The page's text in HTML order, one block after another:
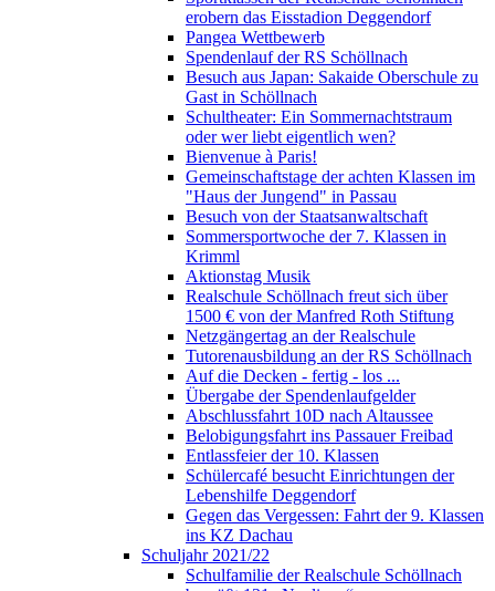
erobern das Eisstadion Deggendorf
Pangea Wettbewerb
Spendenlauf der RS Schöllnach
Besuch aus Japan: Sakaide Oberschule zu
Gast in Schöllnach
Schultheater: Ein Sommernachtstraum
oder wer liebt eigentlich wen?
Bienvenue à Paris!
Gemeinschaftstage der achten Klassen im
"Haus der Jungend" in Passau
Besuch von der Staatsanwaltschaft
Sommersportwoche der 7. Klassen in
Krimml
Aktionstag Musik
Realschule Schöllnach freut sich über
1500 € von der Manfred Roth Stiftung
Netzgängertag an der Realschule
Tutorenausbildung an der RS Schöllnach
Auf die Decken - fertig - los ...
Übergabe der Spendenlaufgelder
Abschlussfahrt 10D nach Altaussee
Belobigungsfahrt ins Passauer Freibad
Entlassfeier der 10. Klassen
Schülercafé besucht Einrichtungen der
Lebenshilfe Deggendorf
Gegen das Vergessen: Fahrt der 9. Klassen
ins KZ Dachau
Schuljahr 2021/22
Schulfamilie der Realschule Schöllnach